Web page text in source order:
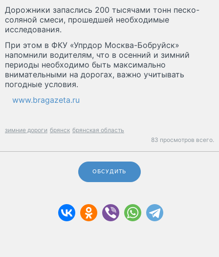
Дорожники запаслись 200 тысячами тонн песко-
соляной смеси, прошедшей необходимые
исследования.
При этом в ФКУ «Упрдор Москва-Бобруйск»
напомнили водителям, что в осенний и зимний
периоды необходимо быть максимально
внимательными на дорогах, важно учитывать
погодные условия.
www.bragazeta.ru
зимние дороги брянск брянская область
83 просмотров всего.
ОБСУДИТЬ